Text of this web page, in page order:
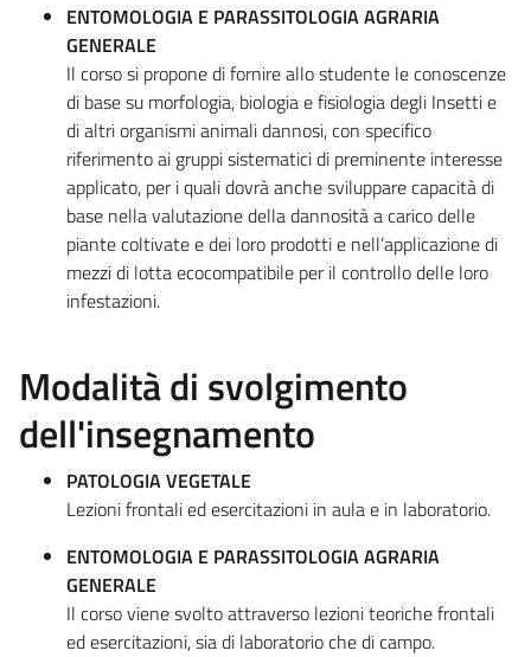
ENTOMOLOGIA E PARASSITOLOGIA AGRARIA
GENERALE
Il corso si propone di fornire allo studente le conoscenze
di base su morfologia, biologia e fisiologia degli Insetti e
di altri organismi animali dannosi, con specifico
riferimento ai gruppi sistematici di preminente interesse
applicato, per i quali dovrà anche sviluppare capacità di
base nella valutazione della dannosità a carico delle
piante coltivate e dei loro prodotti e nell’applicazione di
mezzi di lotta ecocompatibile per il controllo delle loro
infestazioni.
Modalità di svolgimento
dell'insegnamento
PATOLOGIA VEGETALE
Lezioni frontali ed esercitazioni in aula e in laboratorio.
ENTOMOLOGIA E PARASSITOLOGIA AGRARIA
GENERALE
Il corso viene svolto attraverso lezioni teoriche frontali
ed esercitazioni, sia di laboratorio che di campo.